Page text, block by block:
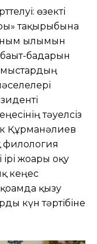
өзекті
тақырыбына
ғылымын
бағдарын
тәуелсіз
Құрманәлиев
филология
жоғары оқу
кеңес
қызу
күн тәртібіне